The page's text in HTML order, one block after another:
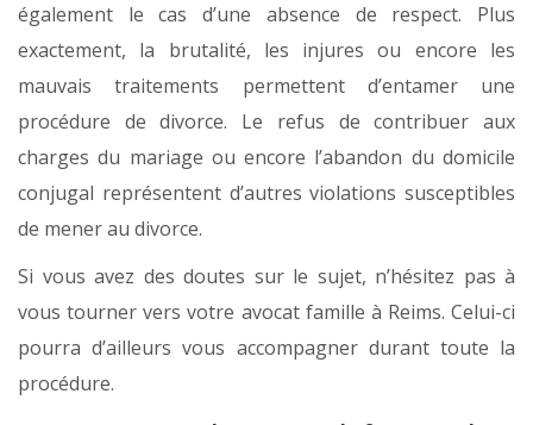
également le cas d’une absence de respect. Plus
exactement, la brutalité, les injures ou encore les
mauvais traitements permettent d’entamer une
procédure de divorce. Le refus de contribuer aux
charges du mariage ou encore l’abandon du domicile
conjugal représentent d’autres violations susceptibles
de mener au divorce.
Si vous avez des doutes sur le sujet, n’hésitez pas à
vous tourner vers votre avocat famille à Reims. Celui-ci
pourra d’ailleurs vous accompagner durant toute la
procédure.